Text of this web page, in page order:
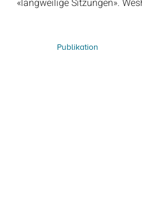
Publikation